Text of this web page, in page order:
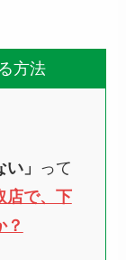
方法
」 って
店で、下
？